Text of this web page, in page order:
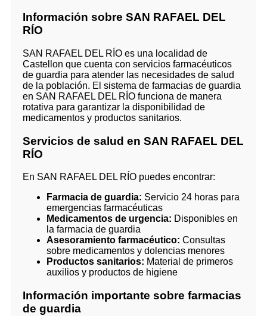
Información sobre SAN RAFAEL DEL
RÍO
SAN RAFAEL DEL RÍO es una localidad de
Castellon que cuenta con servicios farmacéuticos
de guardia para atender las necesidades de salud
de la población. El sistema de farmacias de guardia
en SAN RAFAEL DEL RÍO funciona de manera
rotativa para garantizar la disponibilidad de
medicamentos y productos sanitarios.
Servicios de salud en SAN RAFAEL DEL
RÍO
En SAN RAFAEL DEL RÍO puedes encontrar:
Farmacia de guardia: Servicio 24 horas para
emergencias farmacéuticas
Medicamentos de urgencia: Disponibles en
la farmacia de guardia
Asesoramiento farmacéutico: Consultas
sobre medicamentos y dolencias menores
Productos sanitarios: Material de primeros
auxilios y productos de higiene
Información importante sobre farmacias
de guardia